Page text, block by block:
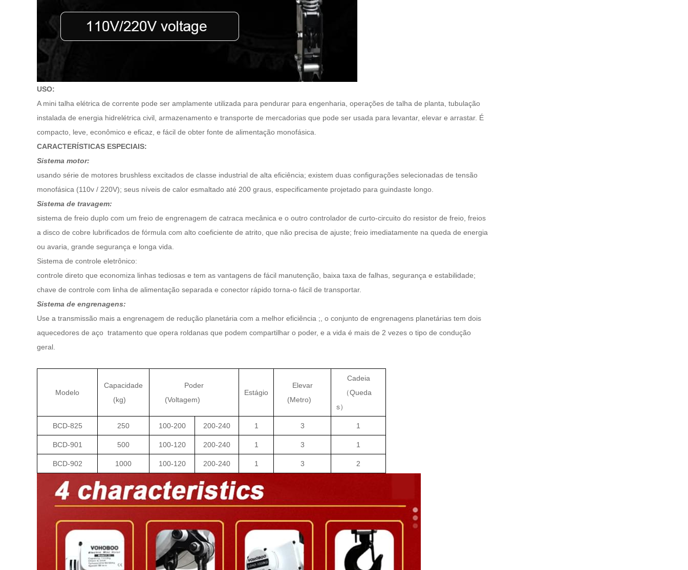
USO:
A mini talha elétrica de corrente pode ser amplamente utilizada para pendurar para engenharia, operações de talha de planta, tubulação
instalada de energia hidrelétrica civil, armazenamento e transporte de mercadorias que pode ser usada para levantar, elevar e arrastar. É
compacto, leve, econômico e eficaz, e fácil de obter fonte de alimentação monofásica.
CARACTERÍSTICAS ESPECIAIS:
Sistema motor:
usando série de motores brushless excitados de classe industrial de alta eficiência; existem duas configurações selecionadas de tensão
monofásica (110v / 220V); seus níveis de calor esmaltado até 200 graus, especificamente projetado para guindaste longo.
Sistema de travagem:
sistema de freio duplo com um freio de engrenagem de catraca mecânica e o outro controlador de curto-circuito do resistor de freio, freios
a disco de cobre lubrificados de fórmula com alto coeficiente de atrito, que não precisa de ajuste; freio imediatamente na queda de energia
ou avaria, grande segurança e longa vida.
Sistema de controle eletrônico:
controle direto que economiza linhas tediosas e tem as vantagens de fácil manutenção, baixa taxa de falhas, segurança e estabilidade;
chave de controle com linha de alimentação separada e conector rápido torna-o fácil de transportar.
Sistema de engrenagens:
Use a transmissão mais a engrenagem de redução planetária com a melhor eficiência ;, o conjunto de engrenagens planetárias tem dois
aquecedores de aço tratamento que opera roldanas que podem compartilhar o poder, e a vida é mais de 2 vezes o tipo de condução
geral.
Modelo
Capacidade
(kg)
Poder
(Voltagem)
Estágio
Elevar
(Metro)
Cadeia
（Queda
s）
BCD-825 250 100-200 200-240 1 3 1
BCD-901 500 100-120 200-240 1 3 1
BCD-902 1000 100-120 200-240 1 3 2